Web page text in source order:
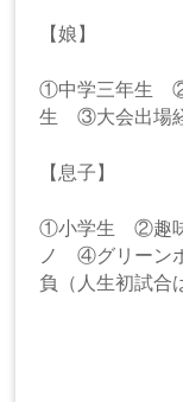
【娘】
①中学三年生 ②
生 ③大会出場
【息子】
①小学生 ②趣
ノ ④グリーン
負（人生初試合